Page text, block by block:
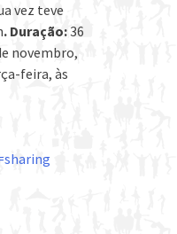
vez teve
. Duração:36
novembro,
feira, às